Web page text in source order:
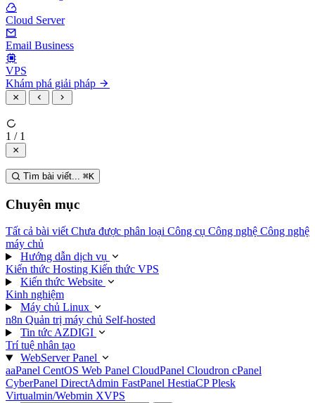
Cloud Server
Email Business
VPS
Khám phá giải pháp
1 / 1
Tìm bài viết... ⌘K
Chuyên mục
Tất cả bài viết Chưa được phân loại Công cụ Công nghệ Công nghệ
máy chủ
Hướng dẫn dịch vụ
Kiến thức Hosting Kiến thức VPS
Kiến thức Website
Kinh nghiệm
Máy chủ Linux
n8n Quản trị máy chủ Self-hosted
Tin tức AZDIGI
Trí tuệ nhân tạo
WebServer Panel
aaPanel CentOS Web Panel CloudPanel Cloudron cPanel
CyberPanel DirectAdmin FastPanel HestiaCPPlesk
Virtualmin/Webmin XVPS